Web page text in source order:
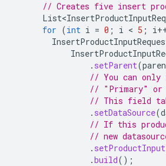
// Creates five insert
for (int i = 0 ; i < 5 ; i
. setParent(
// You can only
// "Primary" or
// This field
. setDataSource(
// If this
// new
. setProductInput
.build();